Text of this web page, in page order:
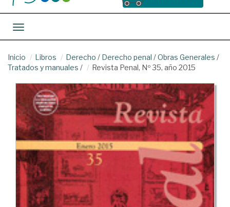
Toggle navigation
Inicio Libros Derecho / Derecho penal /Obras Generales /
Tratados y manuales / Revista Penal, Nº 35, año 2015